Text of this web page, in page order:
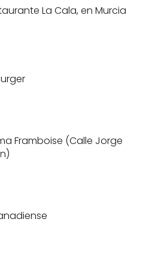
La Cala, en Murcia
Framboise (Calle Jorge